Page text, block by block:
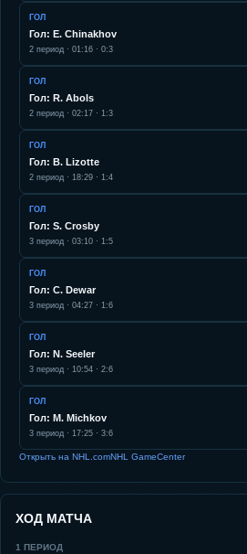
ГОЛ
Гол: E. Chinakhov
2 период · 01:16 · 0:3
ГОЛ
Гол: R. Abols
2 период · 02:17 · 1:3
ГОЛ
Гол: B. Lizotte
2 период · 18:29 · 1:4
ГОЛ
Гол: S. Crosby
3 период · 03:10 · 1:5
ГОЛ
Гол: C. Dewar
3 период · 04:27 · 1:6
ГОЛ
Гол: N. Seeler
3 период · 10:54 · 2:6
ГОЛ
Гол: M. Michkov
3 период · 17:25 · 3:6
Открыть на NHL.comNHL GameCenter
ХОД МАТЧА
1 ПЕРИОД